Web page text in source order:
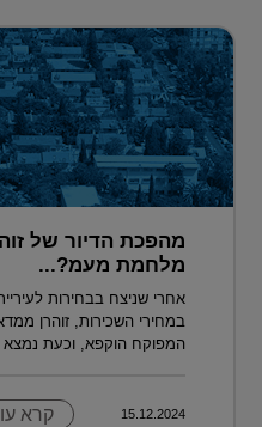
מהפכת הדיור של
מלחמת מעמ?...
אחרי שניצח בבחירות
במחירי השכירות, זוהרן
המפוקח הוקפא, וכעת
15.12.2024 קרא